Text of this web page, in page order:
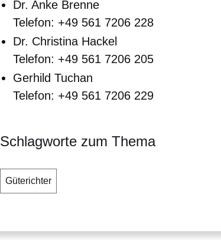
Dr. Anke Brenne
Telefon: +49 561 7206 228
Dr. Christina Hackel
Telefon: +49 561 7206 205
Gerhild Tuchan
Telefon: +49 561 7206 229
Schlagworte zum Thema
Güterichter